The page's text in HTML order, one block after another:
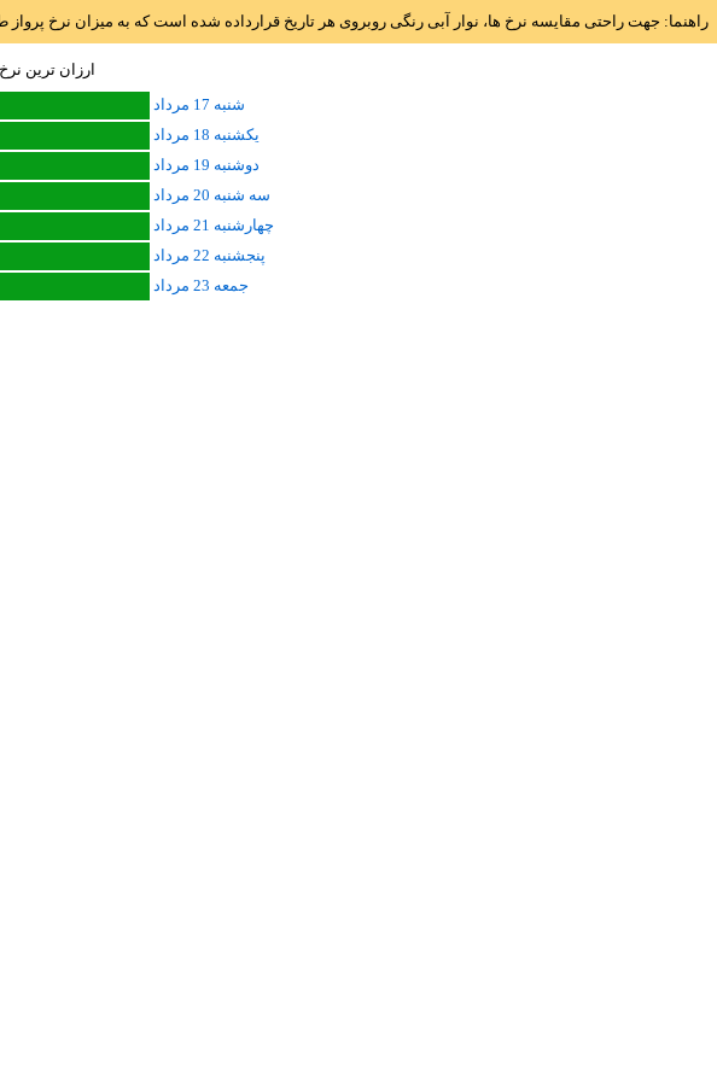
راهنما: جهت راحتی مقایسه نرخ ها، نوار آبی رنگی روبروی هر تاریخ قرارداده شده است که به میزان نرخ
ارزان ترین
شنبه 17 مرداد
يکشنبه 18 مرداد
دوشنبه 19 مرداد
سه شنبه 20 مرداد
چهارشنبه 21 مرداد
پنجشنبه 22 مرداد
جمعه 23 مرداد